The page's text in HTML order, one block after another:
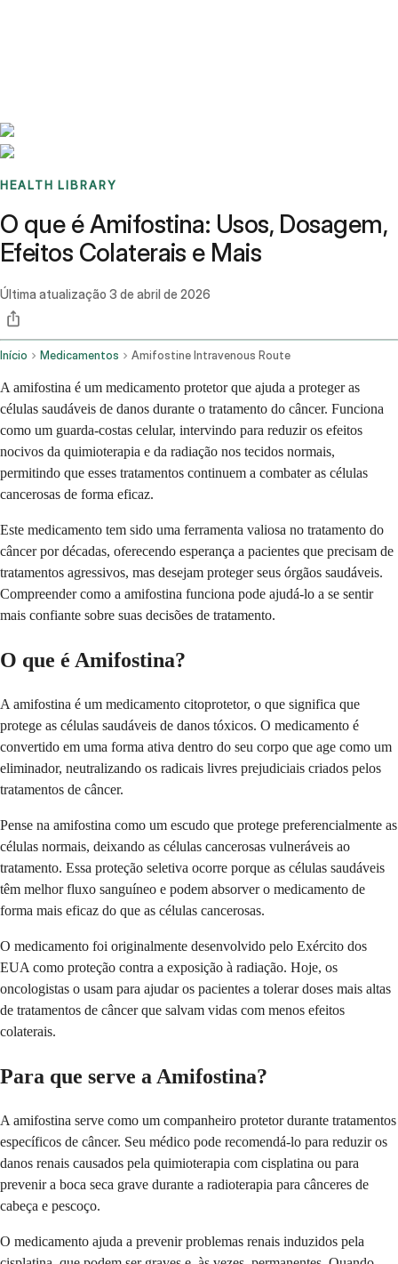
HEALTH LIBRARY
O que é Amifostina: Usos, Dosagem,
Efeitos Colaterais e Mais
Última atualização 3 de abril de 2026
Início Medicamentos Amifostine Intravenous Route
A amifostina é um medicamento protetor que ajuda a proteger as
células saudáveis de danos durante o tratamento do câncer. Funciona
como um guarda-costas celular, intervindo para reduzir os efeitos
nocivos da quimioterapia e da radiação nos tecidos normais,
permitindo que esses tratamentos continuem a combater as células
cancerosas de forma eficaz.
Este medicamento tem sido uma ferramenta valiosa no tratamento do
câncer por décadas, oferecendo esperança a pacientes que precisam de
tratamentos agressivos, mas desejam proteger seus órgãos saudáveis.
Compreender como a amifostina funciona pode ajudá-lo a se sentir
mais confiante sobre suas decisões de tratamento.
O que é Amifostina?
A amifostina é um medicamento citoprotetor, o que significa que
protege as células saudáveis de danos tóxicos. O medicamento é
convertido em uma forma ativa dentro do seu corpo que age como um
eliminador, neutralizando os radicais livres prejudiciais criados pelos
tratamentos de câncer.
Pense na amifostina como um escudo que protege preferencialmente as
células normais, deixando as células cancerosas vulneráveis ao
tratamento. Essa proteção seletiva ocorre porque as células saudáveis
têm melhor fluxo sanguíneo e podem absorver o medicamento de
forma mais eficaz do que as células cancerosas.
O medicamento foi originalmente desenvolvido pelo Exército dos
EUA como proteção contra a exposição à radiação. Hoje, os
oncologistas o usam para ajudar os pacientes a tolerar doses mais altas
de tratamentos de câncer que salvam vidas com menos efeitos
colaterais.
Para que serve a Amifostina?
A amifostina serve como um companheiro protetor durante tratamentos
específicos de câncer. Seu médico pode recomendá-lo para reduzir os
danos renais causados pela quimioterapia com cisplatina ou para
prevenir a boca seca grave durante a radioterapia para cânceres de
cabeça e pescoço.
O medicamento ajuda a prevenir problemas renais induzidos pela